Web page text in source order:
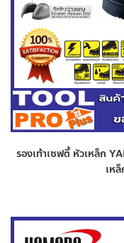
รองเท้าเซฟตี้ หัวเหล็ก
เห